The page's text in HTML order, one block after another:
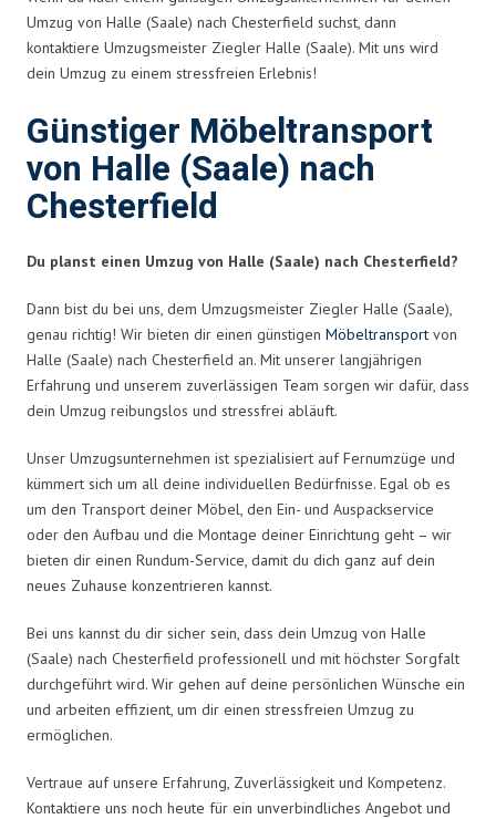
Umzug von Halle (Saale) nach Chesterfield suchst, dann
kontaktiere Umzugsmeister Ziegler Halle (Saale). Mit uns wird
dein Umzug zu einem stressfreien Erlebnis!
Günstiger Möbeltransport
von Halle (Saale) nach
Chesterfield
Du planst einen Umzug von Halle (Saale) nach Chesterfield?
Dann bist du bei uns, dem Umzugsmeister Ziegler Halle (Saale),
genau richtig! Wir bieten dir einen günstigen Möbeltransport von
Halle (Saale) nach Chesterfield an. Mit unserer langjährigen
Erfahrung und unserem zuverlässigen Team sorgen wir dafür, dass
dein Umzug reibungslos und stressfrei abläuft.
Unser Umzugsunternehmen ist spezialisiert auf Fernumzüge und
kümmert sich um all deine individuellen Bedürfnisse. Egal ob es
um den Transport deiner Möbel, den Ein- und Auspackservice
oder den Aufbau und die Montage deiner Einrichtung geht – wir
bieten dir einen Rundum-Service, damit du dich ganz auf dein
neues Zuhause konzentrieren kannst.
Bei uns kannst du dir sicher sein, dass dein Umzug von Halle
(Saale) nach Chesterfield professionell und mit höchster Sorgfalt
durchgeführt wird. Wir gehen auf deine persönlichen Wünsche ein
und arbeiten effizient, um dir einen stressfreien Umzug zu
ermöglichen.
Vertraue auf unsere Erfahrung, Zuverlässigkeit und Kompetenz.
Kontaktiere uns noch heute für ein unverbindliches Angebot und